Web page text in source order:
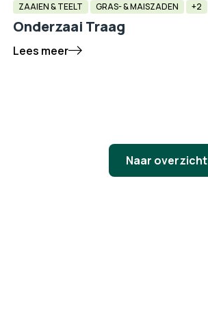
ZAAIEN & TEELT GRAS- & MAISZADEN +2
Onderzaai Traag
Lees meer
Naar overzicht